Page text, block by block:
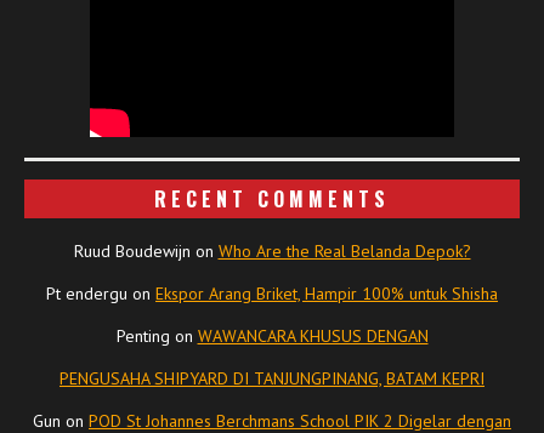
RECENT COMMENTS
Ruud Boudewijn on Who Are the Real Belanda Depok?
Pt endergu on Ekspor Arang Briket, Hampir 100% untuk Shisha
Penting on WAWANCARA KHUSUS DENGAN
PENGUSAHA SHIPYARD DI TANJUNGPINANG, BATAM KEPRI
Gun on POD St Johannes Berchmans School PIK 2 Digelar dengan